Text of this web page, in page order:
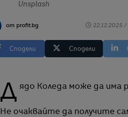
Unsplash
от profit.bg 22.12.2025 /
Сподели Сподели
Дядо Коледа може да има
Не очаквайте да получите